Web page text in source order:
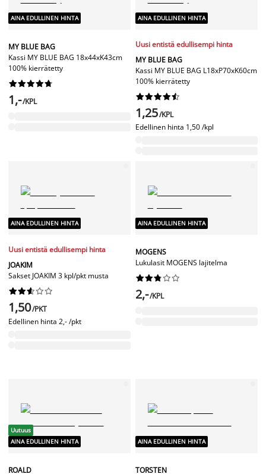
AINA EDULLINEN HINTA
MY BLUE BAG
Kassi MY BLUE BAG 18x44xK43cm
100% kierrätetty






1,-/KPL
AINA EDULLINEN HINTA
Uusi entistä edullisempi hinta
MY BLUE BAG
Kassi MY BLUE BAG L18xP70xK60cm
100% kierrätetty






1,25/KPL
Edellinen hinta 1,50 /kpl
AINA EDULLINEN HINTA
Uusi entistä edullisempi hinta
JOAKIM
Sakset JOAKIM 3 kpl/pkt musta






1,50/PKT
Edellinen hinta 2,- /pkt
AINA EDULLINEN HINTA
MOGENS
Lukulasit MOGENS lajitelma






2,-/KPL
Uutuus
AINA EDULLINEN HINTA
ROALD
AINA EDULLINEN HINTA
TORSTEN